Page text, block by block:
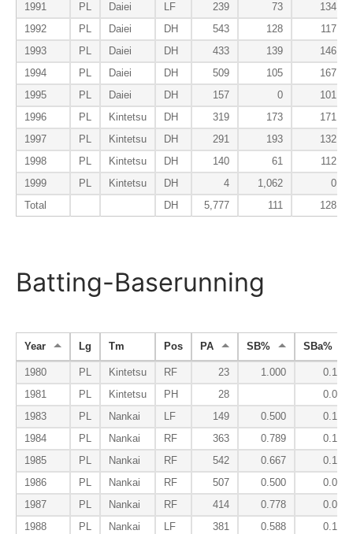
1991
PL Daiei LF 239 73
134
1992
PL Daiei DH 543 128
117
1993
PL Daiei DH 433 139
146
1994
PL Daiei DH 509 105
167
1995
PL Daiei DH 157 0
101
1996
PL Kintetsu DH 319 173
171
1997
PL Kintetsu DH 291 193
132
1998
PL Kintetsu DH 140 61
112
1999
PL Kintetsu DH 4 1,062
0
Total
DH 5,777 111 128
Batting-Baserunning
Year Lg Tm Pos PA SB% SBa%
1980 PL Kintetsu RF 23 1.000
0.143
1981
PL Kintetsu PH 28
0.000
1983
PL Nankai LF 149 0.500
0.190
1984
PL Nankai RF 363 0.789
0.156
1985
PL Nankai RF 542 0.667
0.123
1986
PL Nankai RF 507 0.500
0.084
1987
PL Nankai RF 414 0.778
0.070
1988
PL Nankai LF 381 0.588 0.135